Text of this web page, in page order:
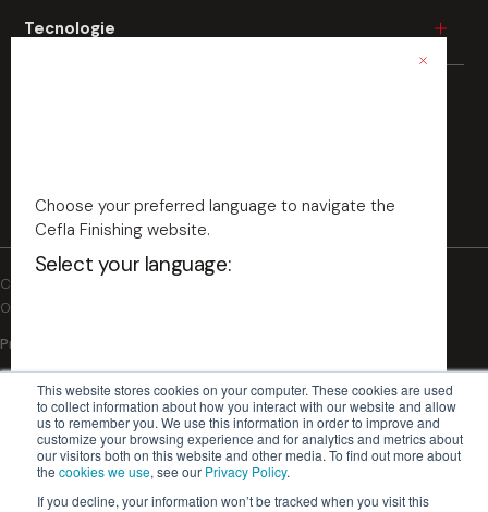
This website stores cookies on your computer. These cookies are used
to collect information about how you interact with our website and allow
us to remember you. We use this information in order to improve and
customize your browsing experience and for analytics and metrics about
our visitors both on this website and other media. To find out more about
the cookies we use, see our Privacy Policy.
If you decline, your information won’t be tracked when you visit this
Industria del mobile
Tecnologie
Verniciatura bordi
Verniciatura vacuum
Rivestimenti
Software e IoT
Cefla s.c. - Codice Fiscale e Iscrizione Registro Imprese n.
00293150371 - Partita IVA/VAT n. IT 00499791200
Privacy Policy
Choose your preferred language to navigate the
Cefla Finishing website.
Select your language:
English - US
English